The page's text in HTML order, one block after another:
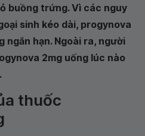
buồng trứng. Vì các nguy
sinh kéo dài, progynova
ngắn hạn. Ngoài ra, người
2mg uống lúc nào
thuốc